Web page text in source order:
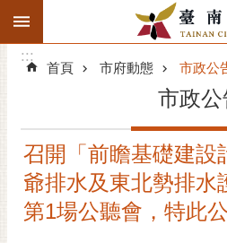
跳到主要內容區塊
搜
階
精彩府城
市府動態
:::
:::
首頁 市府動態 市政公
市政公
召開「前瞻基礎建設
爺排水及東北勢排水
第1場公聽會，特此公